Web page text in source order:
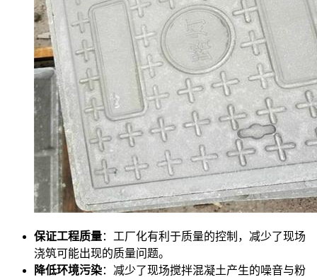
保证工程质量：工厂化有利于质量的控制，减少了现场
浇筑可能出现的质量问题。
降低环境污染：减少了现场搅拌混凝土产生的噪音与粉